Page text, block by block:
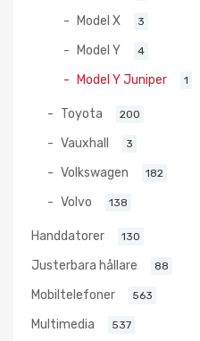
Model X 3
Model Y 4
Model Y Juniper 1
Toyota 200
Vauxhall 3
Volkswagen 182
Volvo 138
Handdatorer 130
Justerbara hållare 88
Mobiltelefoner 563
Multimedia 537